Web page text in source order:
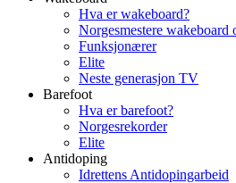
Hva er wakeboard?
Norgesmestere wakeboard
Funksjonærer
Elite
Neste generasjon TV
Barefoot
Hva er barefoot?
Norgesrekorder
Elite
Antidoping
Idrettens Antidopingarbeid